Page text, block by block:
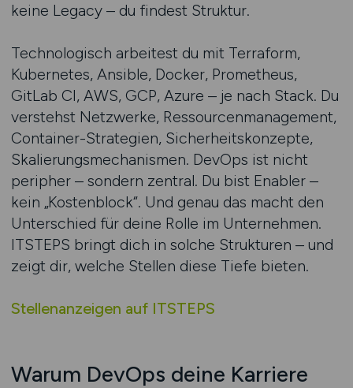
keine Legacy – du findest Struktur.
Technologisch arbeitest du mit Terraform,
Kubernetes, Ansible, Docker, Prometheus,
GitLab CI, AWS, GCP, Azure – je nach Stack. Du
verstehst Netzwerke, Ressourcenmanagement,
Container-Strategien, Sicherheitskonzepte,
Skalierungsmechanismen. DevOps ist nicht
peripher – sondern zentral. Du bist Enabler –
kein „Kostenblock“. Und genau das macht den
Unterschied für deine Rolle im Unternehmen.
ITSTEPS bringt dich in solche Strukturen – und
zeigt dir, welche Stellen diese Tiefe bieten.
Stellenanzeigen auf ITSTEPS
Warum DevOps deine Karriere